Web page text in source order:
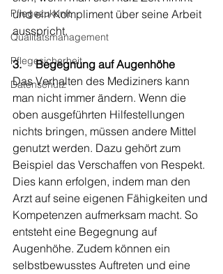
Pflegezukunft
Qualitätsmanagement
Pflegesicherheit
Datenschutz
und ein Kompliment über seine Arbeit
ausspricht.
3.     Begegnung auf Augenhöhe
Das Verhalten des Mediziners kann
man nicht immer ändern. Wenn die
oben ausgeführten Hilfestellungen
nichts bringen, müssen andere Mittel
genutzt werden. Dazu gehört zum
Beispiel das Verschaffen von Respekt.
Dies kann erfolgen, indem man den
Arzt auf seine eigenen Fähigkeiten und
Kompetenzen aufmerksam macht. So
entsteht eine Begegnung auf
Augenhöhe. Zudem können ein
selbstbewusstes Auftreten und eine